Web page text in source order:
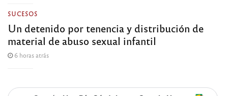
SUCESOS
Un detenido por tenencia y distribución de
material de abuso sexual infantil
6 horas atrás